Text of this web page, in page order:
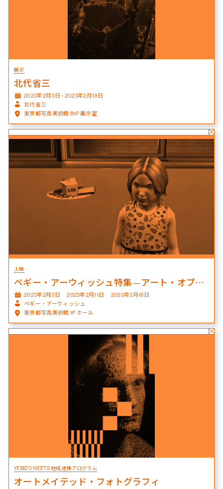
Technology?
展示
北代省三
2023年2月3日 - 2023年2月19日
北代省三
東京都写真美術館 B1F 展示室
上映
ペギー・アーウィッシュ特集—アート・オブ・ザ・モーター
2023年2月3日 2023年2月11日
2023年2月18日
ペギー・アーウィッシュ
東京都写真美術館 1F ホール
YEBIZO MEETS 地域連携プログラム
オートメイテッド・フォトグラフィ